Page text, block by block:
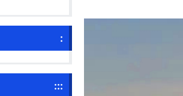
:
:::